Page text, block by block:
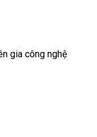
gia công nghệ